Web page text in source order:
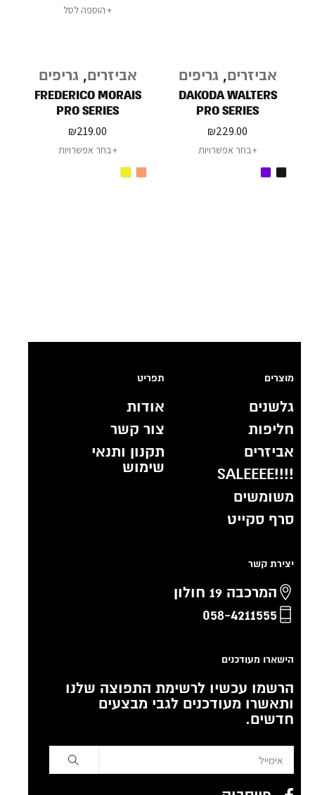
הוספה לסל
אביזרים, גריפים
DAKODA WALTERS
PRO SERIES
₪229.00
בחר אפשרויות
אביזרים, גריפים
FREDERICO MORAIS
PRO SERIES
₪219.00
בחר אפשרויות
מוצרים
גלשנים
חליפות
אביזרים
!!!!SALEEEE
משומשים
סרף סקייט
תפריט
אודות
צור קשר
תקנון ותנאי
שימוש
יצירת קשר
המרכבה 19 חולון
058-4211555
הישארו מעודכנים
הרשמו עכשיו לרשימת התפוצה שלנו
ותאשרו מעודכנים לגבי מבצעים
חדשים.